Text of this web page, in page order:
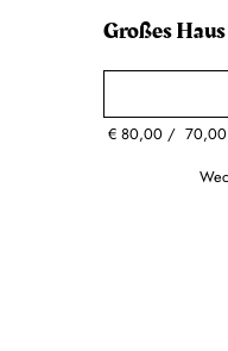
Großes Haus
€80,00 70,00